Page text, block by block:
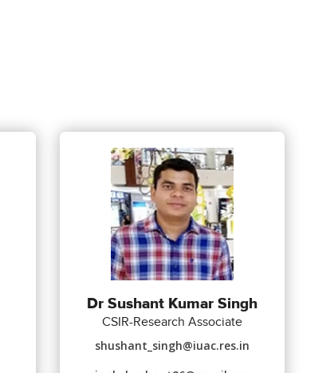
Dr Sushant Kumar Singh
CSIR-Research Associate
shushant_singh@iuac.res.in